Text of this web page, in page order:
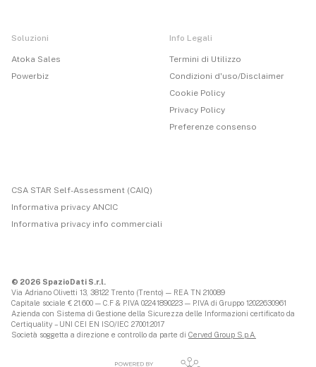
Soluzioni
Atoka Sales
Powerbiz
Info Legali
Termini di Utilizzo
Condizioni d'uso/Disclaimer
Cookie Policy
Privacy Policy
Preferenze consenso
CSA STAR Self-Assessment (CAIQ)
Informativa privacy ANCIC
Informativa privacy info commerciali
© 2026 SpazioDati S.r.l.
Via Adriano Olivetti 13, 38122 Trento (Trento) — REA TN 210089
Capitale sociale € 21.600 — C.F & P.IVA 02241890223 — P.IVA di Gruppo 12022630961
Azienda con Sistema di Gestione della Sicurezza delle Informazioni certificato da
Certiquality – UNI CEI EN ISO/IEC 27001:2017
Società soggetta a direzione e controllo da parte di Cerved Group S.p.A.